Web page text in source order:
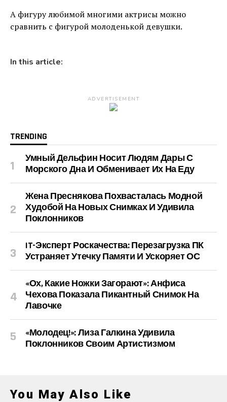
А фигуру любимой многими актрисы можно
сравнить с фигурой молоденькой девушки.
In this article:
ADVERTISEMENT
TRENDING
Умный Дельфин Носит Людям Дары С
Морского Дна И Обменивает Их На Еду
Жена Преснякова Похвасталась Модной
Худобой На Новых Снимках И Удивила
Поклонников
IT-Эксперт Роскачества: Перезагрузка ПК
Устраняет Утечку Памяти И Ускоряет ОС
«Ох, Какие Ножки Загорают»: Анфиса
Чехова Показала Пикантный Снимок На
Лавочке
«Молодец!»: Лиза Галкина Удивила
Поклонников Своим Артистизмом
You May Also Like